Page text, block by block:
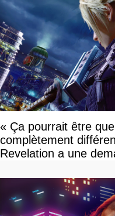
« Ça pourrait être
complètement
Revelation a une